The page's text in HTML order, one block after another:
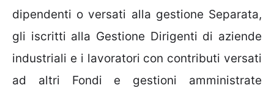
dipendenti o versati alla gestione Separata,
gli iscritti alla Gestione Dirigenti di aziende
industriali e i lavoratori con contributi versati
ad altri Fondi e gestioni amministrate